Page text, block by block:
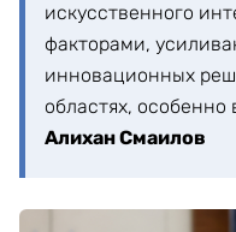
искусственного
факторами,
инновационных
областях, особенно
Алихан Смаилов